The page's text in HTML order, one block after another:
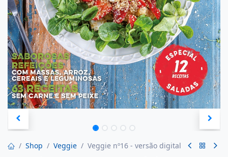
Shop Veggie Veggie nº16 - versão digital